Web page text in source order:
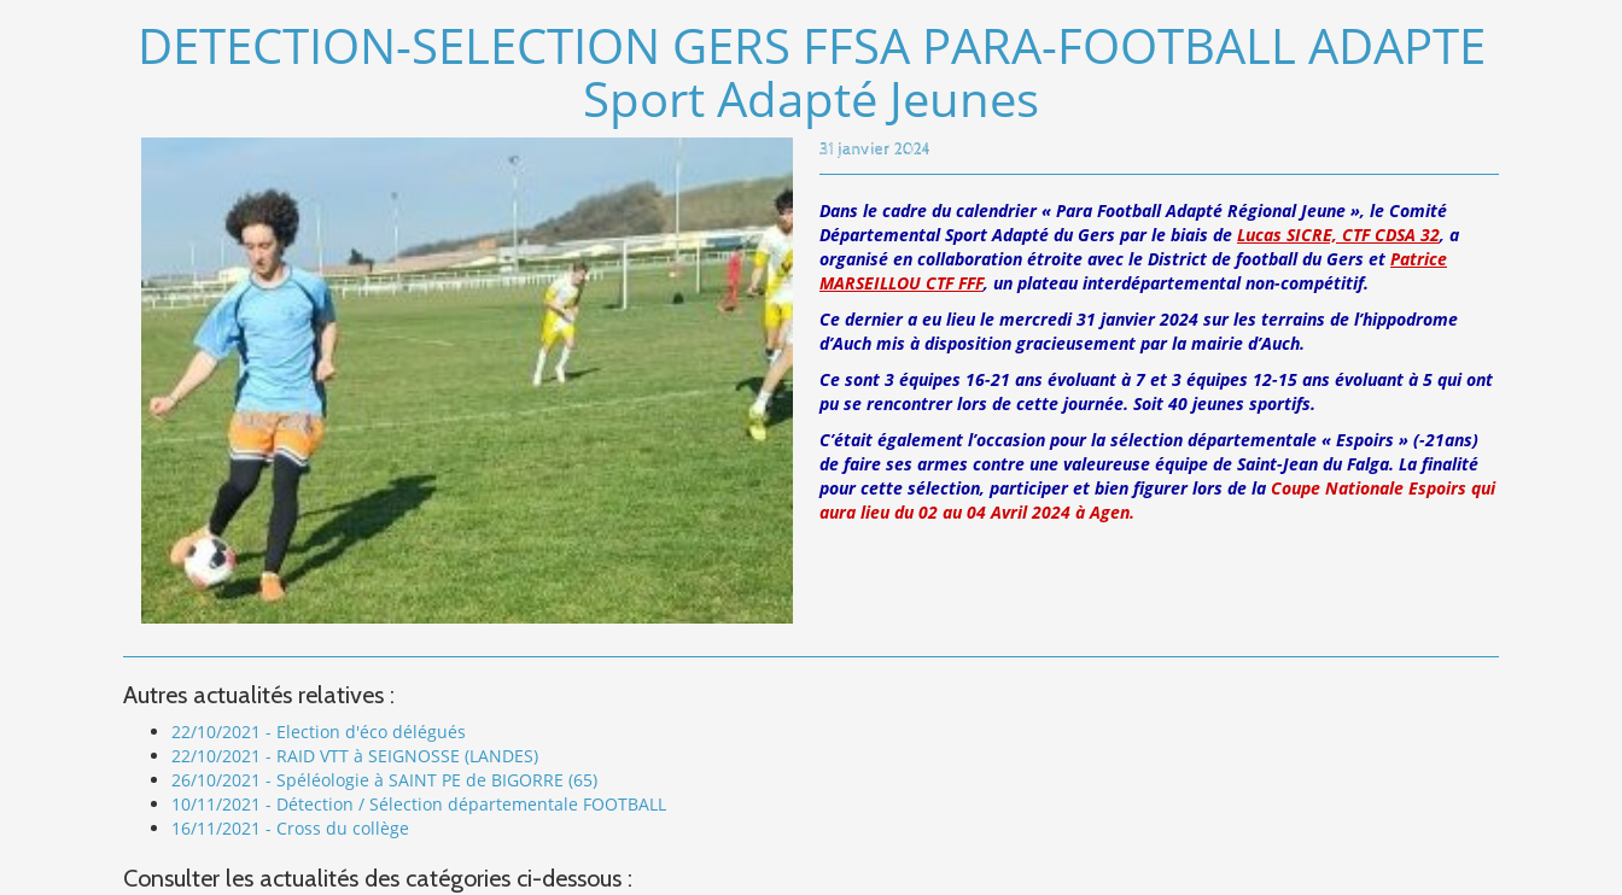
DETECTION-SELECTION GERS FFSA PARA-FOOTBALL ADAPTE
Sport Adapté Jeunes
31 janvier 2024
Dans le cadre du calendrier « Para Football Adapté Régional Jeune », le Comité
Départemental Sport Adapté du Gers par le biais de Lucas SICRE, CTF CDSA 32, a
organisé en collaboration étroite avec le District de football du Gers et Patrice
MARSEILLOU CTF FFF, un plateau interdépartemental non-compétitif.
Ce dernier a eu lieu le mercredi 31 janvier 2024 sur les terrains de l’hippodrome
d’Auch mis à disposition gracieusement par la mairie d’Auch.
Ce sont 3 équipes 16-21 ans évoluant à 7 et 3 équipes 12-15 ans évoluant à 5 qui ont
pu se rencontrer lors de cette journée. Soit 40 jeunes sportifs.
C’était également l’occasion pour la sélection départementale « Espoirs » (-21ans)
de faire ses armes contre une valeureuse équipe de Saint-Jean du Falga. La finalité
pour cette sélection, participer et bien figurer lors de la Coupe Nationale Espoirs qui
aura lieu du 02 au 04 Avril 2024 à Agen.
Autres actualités relatives :
22/10/2021 - Election d'éco délégués
22/10/2021 - RAID VTT à SEIGNOSSE (LANDES)
26/10/2021 - Spéléologie à SAINT PE de BIGORRE (65)
10/11/2021 - Détection / Sélection départementale FOOTBALL
16/11/2021 - Cross du collège
Consulter les actualités des catégories ci-dessous :